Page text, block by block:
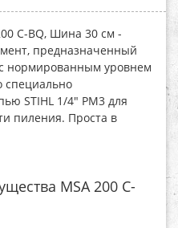
C-BQ, Шина 30 см -
предназначенный
нормированным уровнем
специально
STIHL 1/4" PM3 для
пиления. Проста в
MSA 200 C-